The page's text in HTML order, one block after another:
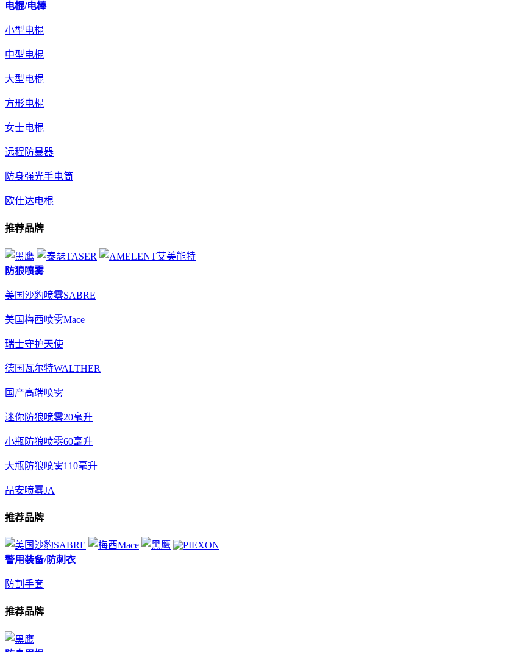
电棍/电棒
小型电棍
中型电棍
大型电棍
方形电棍
女士电棍
远程防暴器
防身强光手电筒
欧仕达电棍
推荐品牌
防狼喷雾
美国沙豹喷雾SABRE
美国梅西喷雾Mace
瑞士守护天使
德国瓦尔特WALTHER
国产高端喷雾
迷你防狼喷雾20毫升
小瓶防狼喷雾60毫升
大瓶防狼喷雾110毫升
晶安喷雾JA
推荐品牌
警用装备/防刺衣
防割手套
推荐品牌